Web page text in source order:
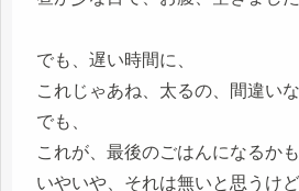
でも、遅い時間に、
これじゃあね、太るの、間違いな
でも、
これが、最後のごはんになるか
いやいや、それは無いと思うけど